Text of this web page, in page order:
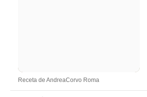
Receta de AndreaCorvo Roma